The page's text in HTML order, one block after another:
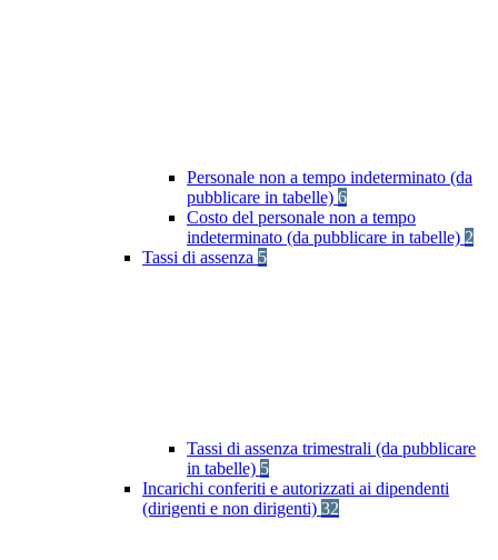
Personale non a tempo indeterminato (da
pubblicare in tabelle) 6
Costo del personale non a tempo
indeterminato (da pubblicare in tabelle) 2
Tassi di assenza 5
Tassi di assenza trimestrali (da pubblicare
in tabelle) 5
Incarichi conferiti e autorizzati ai dipendenti
(dirigenti e non dirigenti) 32